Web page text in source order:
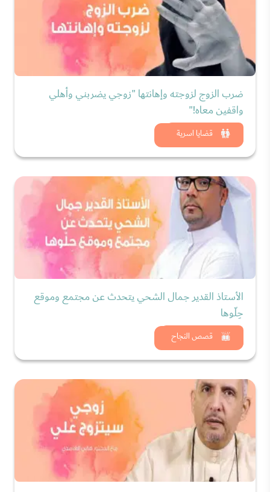
قضايا اسرية
ضرب الزوج لزوجته وإهانتها "زوجي يضربني وأهلي
واقفين معاه!"
شاهد الان
قصص النجاح
الأستاذ القدير جمال الشحي يتحدث عن مجتمع وموقع
حِلّوها
شاهد الان